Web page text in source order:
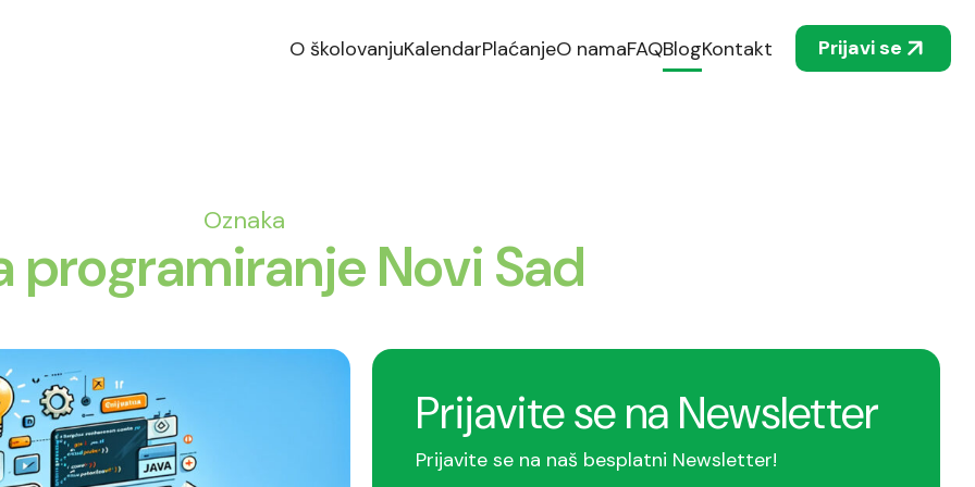
O školovanjuKalendarPlaćanjeO namaFAQBlogKontakt Prijavi se
Oznaka
programiranje Novi Sad
Prijavite se na Newsletter
Prijavite se na naš besplatni Newsletter!